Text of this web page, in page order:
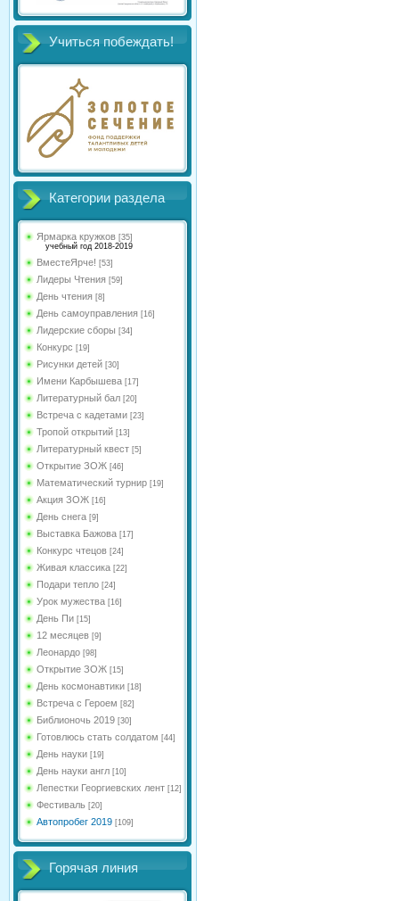
Учиться побеждать!
Категории раздела
Ярмарка кружков [35]
учебный год 2018-2019
ВместеЯрче! [53]
Лидеры Чтения [59]
День чтения [8]
День самоуправления [16]
Лидерские сборы [34]
Конкурс [19]
Рисунки детей [30]
Имени Карбышева [17]
Литературный бал [20]
Встреча с кадетами [23]
Тропой открытий [13]
Литературный квест [5]
Открытие ЗОЖ [46]
Математический турнир [19]
Акция ЗОЖ [16]
День снега [9]
Выставка Бажова [17]
Конкурс чтецов [24]
Живая классика [22]
Подари тепло [24]
Урок мужества [16]
День Пи [15]
12 месяцев [9]
Леонардо [98]
Открытие ЗОЖ [15]
День космонавтики [18]
Встреча с Героем [82]
Библионочь 2019 [30]
Готовлюсь стать солдатом [44]
День науки [19]
День науки англ [10]
Лепестки Георгиевских лент [12]
Фестиваль [20]
Автопробег 2019 [109]
Горячая линия